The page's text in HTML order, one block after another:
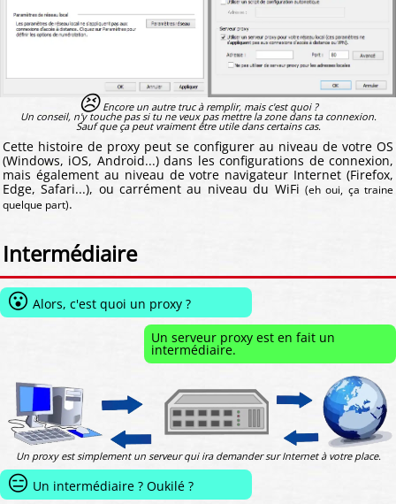
😣Encore un autre truc à remplir, mais c'est quoi ?
Un conseil, n'y touche pas si tu ne veux pas mettre la zone dans ta connexion.
Sauf que ça peut vraiment être utile dans certains cas.
Cette histoire de proxy peut se configurer au niveau de votre OS
(Windows, iOS, Android...) dans les configurations de connexion,
mais également au niveau de votre navigateur Internet (Firefox,
Edge, Safari...), ou carrément au niveau du WiFi (eh oui, ça traine
quelque part).
Intermédiaire
😮 Alors, c'est quoi un proxy ?
Un serveur proxy est en fait un
intermédiaire.
Un proxy est simplement un serveur qui ira demander sur Internet à votre place.
😑 Un intermédiaire ? Oukilé ?